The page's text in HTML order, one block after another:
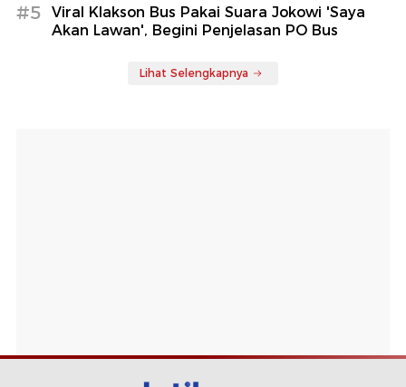
#5
Viral Klakson Bus Pakai Suara Jokowi 'Saya
Akan Lawan', Begini Penjelasan PO Bus
Lihat Selengkapnya